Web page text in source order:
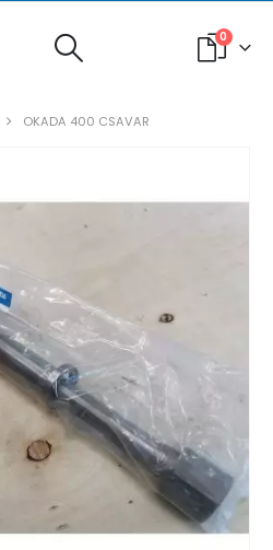
0
OKADA 400 CSAVAR